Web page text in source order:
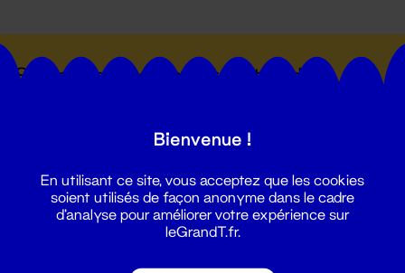
Suivez toutes les actualités du
Bienvenue !
En utilisant ce site, vous acceptez que les cookies
soient utilisés de façon anonyme dans le cadre
d'analyse pour améliorer votre expérience sur
leGrandT.fr.